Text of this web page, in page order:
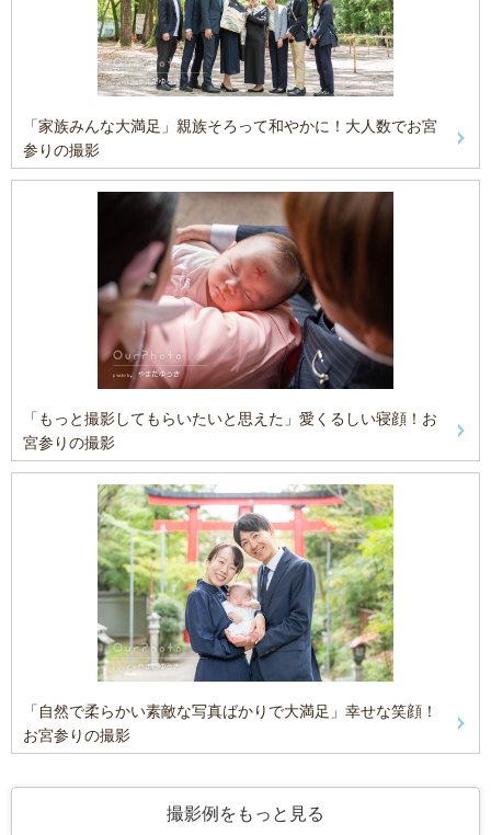
「家族みんな大満足」親族そろって和やかに！大人数でお宮
参りの撮影
「もっと撮影してもらいたいと思えた」愛くるしい寝顔！お
宮参りの撮影
「自然で柔らかい素敵な写真ばかりで大満足」幸せな笑顔！
お宮参りの撮影
撮影例をもっと見る